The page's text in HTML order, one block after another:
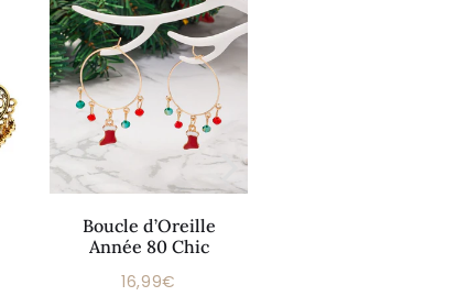
Boucle d’Oreille
Année 80 Chic
Prix
16,99€